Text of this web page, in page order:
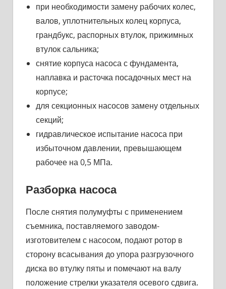
при необходимости замену рабочих колес,
валов, уплотнительных колец корпуса,
грандбукс, распорных втулок, прижимных
втулок сальника;
снятие корпуса насоса с фун­дамента,
наплавка и расточка посадочных мест на
корпусе;
для секци­онных насосов замену отдельных
секций;
гидравлическое испы­тание насоса при
избыточном давлении, превышающем
рабочее на 0,5 МПа.
Разборка насоса
После снятия полумуфты с применением
съемника, поставля­емого заводом-
изготовителем с насосом, подают ротор в
сторону всасывания до упора разгрузочного
диска во втулку пяты и по­мечают на валу
положение стрелки указателя осевого сдвига.